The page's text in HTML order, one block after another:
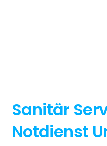
Sanitär
Notdienst